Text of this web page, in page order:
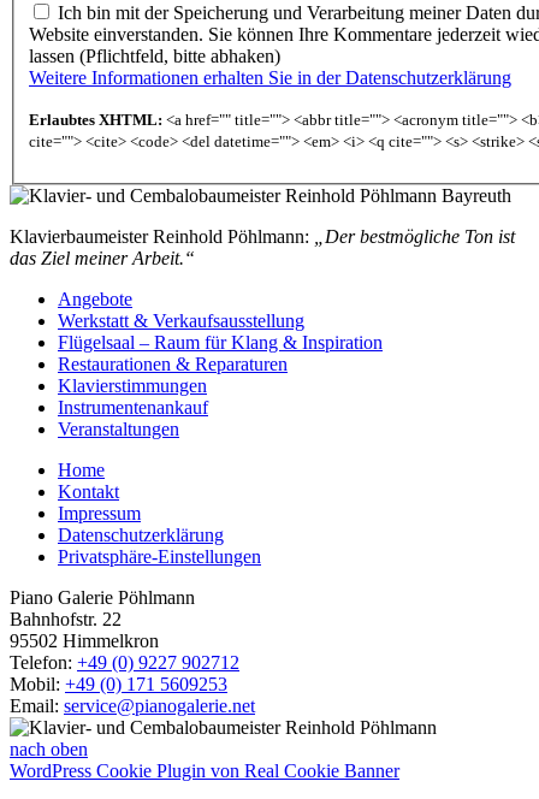
Ich bin mit der Speicherung und Verarbeitung meiner Daten
Website einverstanden. Sie können Ihre Kommentare jederzeit
lassen (Pflichtfeld, bitte abhaken)
Weitere Informationen erhalten Sie in der Datenschutzerklärung
Erlaubtes XHTML: <a href="" title=""> <abbr title=""> <acronym title="">
cite=""> <cite> <code> <del datetime=""> <em> <i> <q cite=""> <s> <strike>
Klavierbaumeister Reinhold Pöhlmann:
„Der bestmögliche Ton ist
das Ziel meiner Arbeit.“
Angebote
Werkstatt & Verkaufsausstellung
Flügelsaal – Raum für Klang & Inspiration
Restaurationen & Reparaturen
Klavierstimmungen
Instrumentenankauf
Veranstaltungen
Home
Kontakt
Impressum
Datenschutzerklärung
Privatsphäre-Einstellungen
Piano Galerie Pöhlmann
Bahnhofstr. 22
95502 Himmelkron
Telefon: +49 (0) 9227 902712
Mobil: +49 (0) 171 5609253
Email: service@pianogalerie.net
nach oben
WordPress Cookie Plugin von Real Cookie Banner